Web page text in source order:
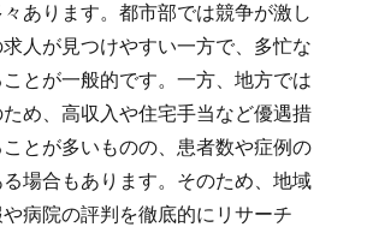
あります。都市部では競争が激し
人が見つけやすい一方で、多忙な
とが一般的です。一方、地方では
め、高収入や住宅手当など優遇措
とが多いものの、患者数や症例の
場合もあります。そのため、地域
病院の評判を徹底的にリサーチ